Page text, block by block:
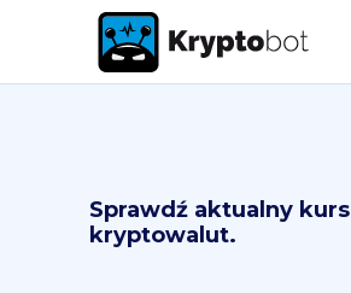
Sprawdź aktualny kurs
kryptowalut.